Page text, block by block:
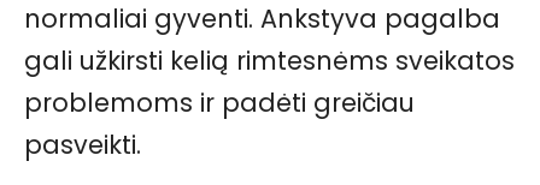
normaliai gyventi. Ankstyva pagalba
gali užkirsti kelią rimtesnėms sveikatos
problemoms ir padėti greičiau
pasveikti.